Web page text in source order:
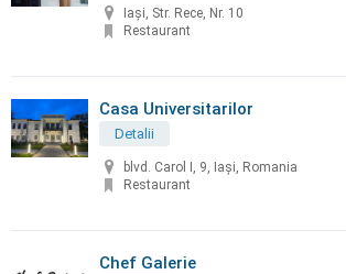
Iași, Str. Rece, Nr. 10
Restaurant
Casa Universitarilor
Detalii
blvd. Carol I, 9, Iași, Romania
Restaurant
Chef Galerie